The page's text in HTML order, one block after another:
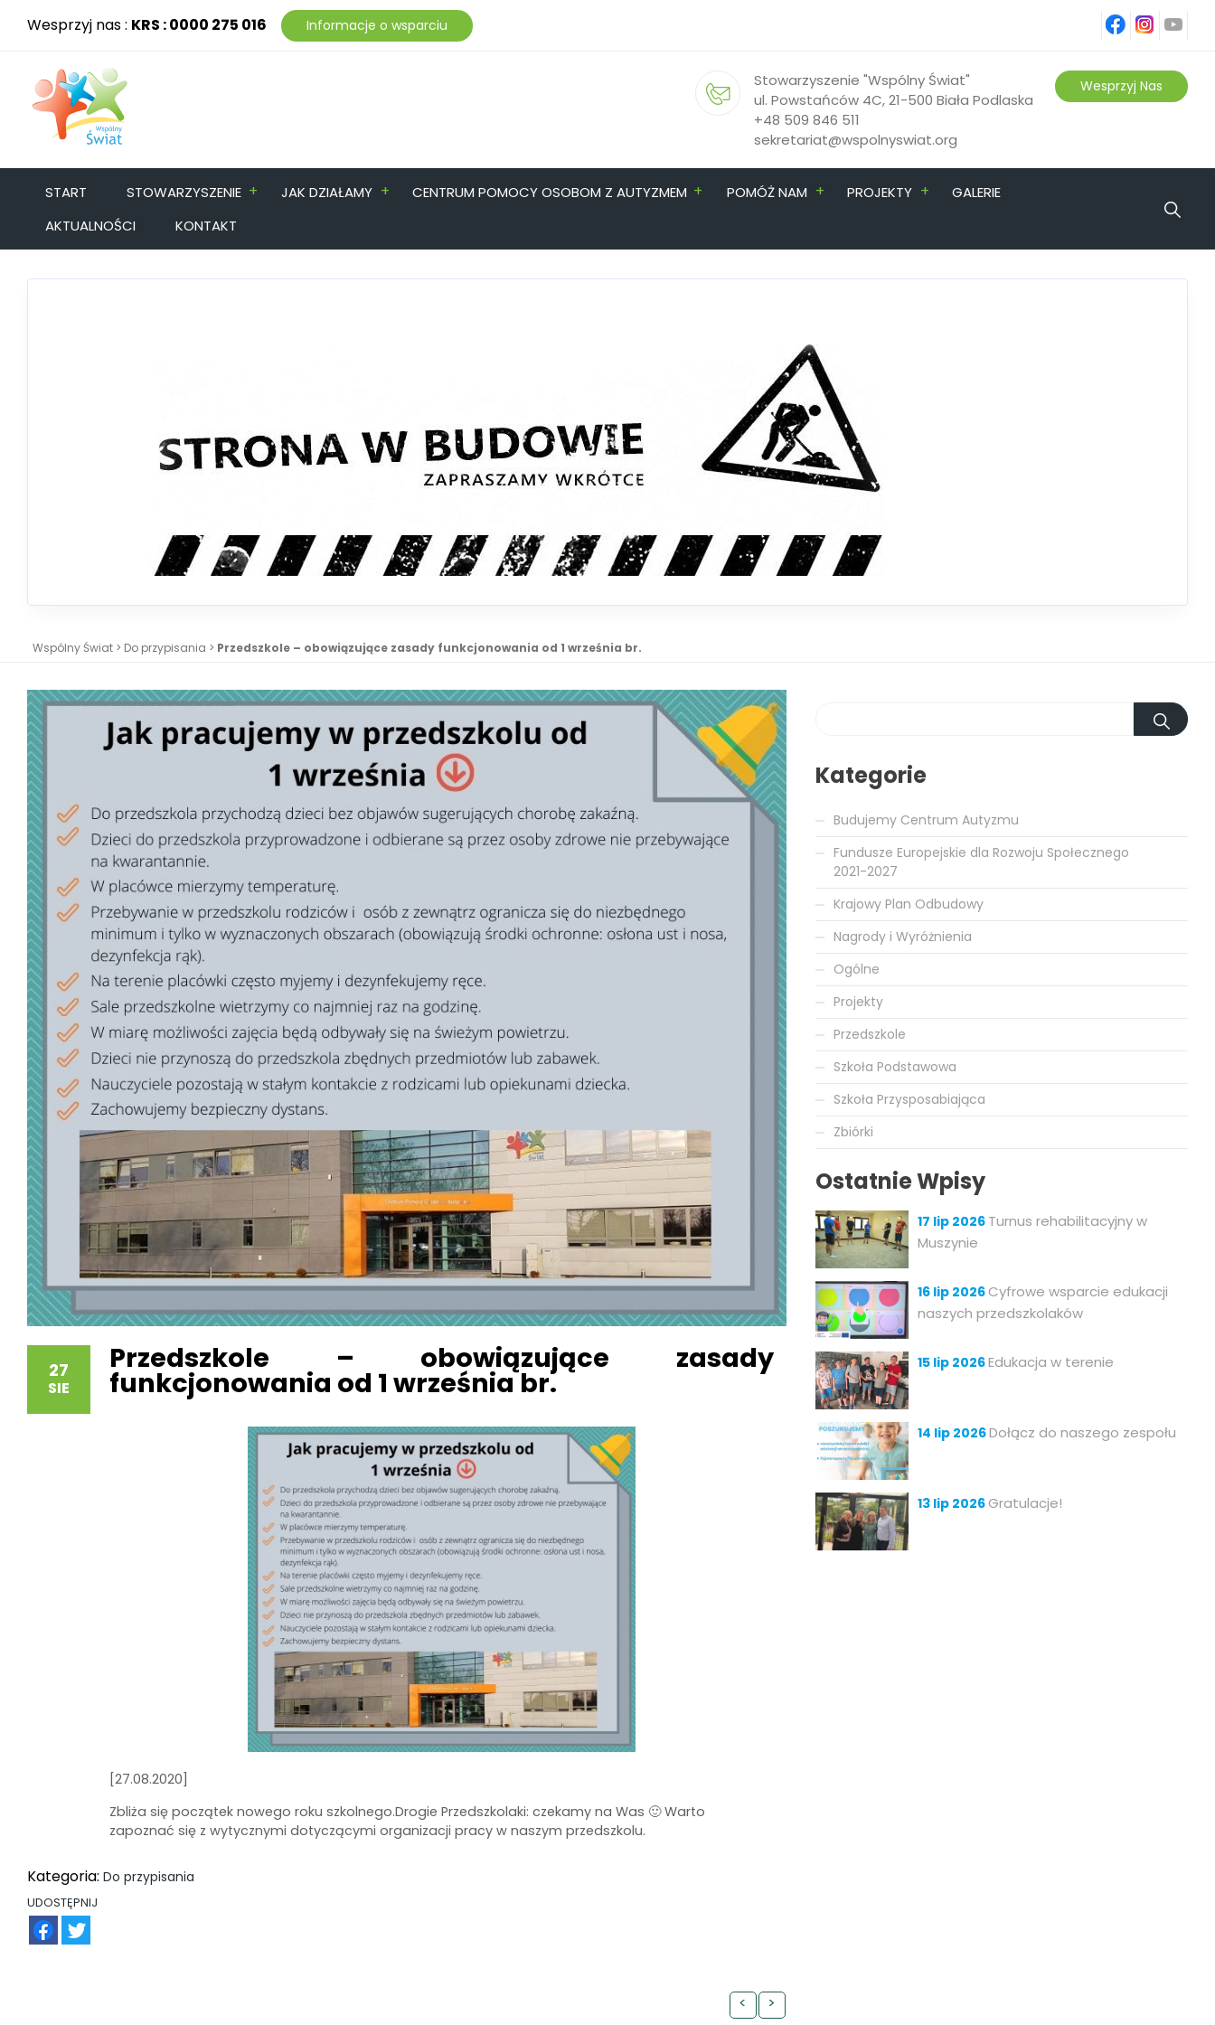
Wesprzyj nas : KRS : 0000 275 016 Informacje o wsparciu
ins
Stowarzyszenie "Wspólny Świat"
ul. Powstańców 4C, 21-500 Biała Podlaska
+48 509 846 511
sekretariat@wspolnyswiat.org
Wesprzyj Nas
START STOWARZYSZENIE + JAK DZIAŁAMY + CENTRUM POMOCY OSOBOM Z AUTYZMEM + POMÓŻ NAM + PROJEKTY +
GALERIE
AKTUALNOŚCI
KONTAKT
Wspólny Świat > Do przypisania > Przedszkole – obowiązujące zasady funkcjonowania od 1 września br.
27
SIE
Przedszkole – obowiązujące zasady
funkcjonowania od 1 września br.
[27.08.2020]
Zbliża się początek nowego roku szkolnego.Drogie Przedszkolaki: czekamy na Was 🙂 Warto
zapoznać się z wytycznymi dotyczącymi organizacji pracy w naszym przedszkolu.
Kategoria: Do przypisania
UDOSTĘPNIJ
< >
Kategorie
Budujemy Centrum Autyzmu
Fundusze Europejskie dla Rozwoju Społecznego
2021-2027
Krajowy Plan Odbudowy
Nagrody i Wyróżnienia
Ogólne
Projekty
Przedszkole
Szkoła Podstawowa
Szkoła Przysposabiająca
Zbiórki
Ostatnie Wpisy
17 lip 2026 Turnus rehabilitacyjny w
Muszynie
16 lip 2026 Cyfrowe wsparcie edukacji
naszych przedszkolaków
15 lip 2026Edukacja w terenie
14 lip 2026Dołącz do naszego zespołu
13 lip 2026 Gratulacje!